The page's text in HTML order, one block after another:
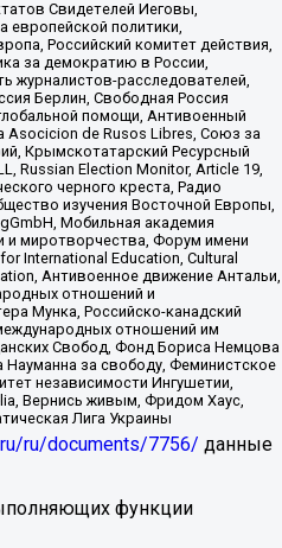
Свидетелей Иеговы,
европейской политики,
Российский комитет действия,
за демократию в России,
журналистов-расследователей,
Берлин, Свободная Россия
помощи, Антивоенный
Asocicion de Rusos Libres, Союз за
Крымскотатарский Ресурсный
Russian Election Monitor, Article 19,
черного креста, Радио
изучения Восточной Европы,
Мобильная академия
и миротворчества, Форум имени
International Education, Cultural
Антивоенное движение Антальи,
отношений и
Мунка, Российско-канадский
отношений им
Свобод, Фонд Бориса Немцова
за свободу, Феминистское
независимости Ингушетии,
Вернись живым, Фридом Хаус,
Лига Украины
ru/documents/7756/ данные
функции